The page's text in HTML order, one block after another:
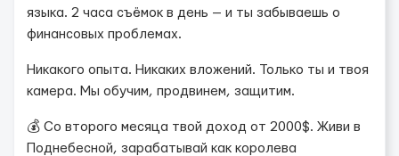
языка. 2 часа съёмок в день — и ты забываешь о
финансовых проблемах.
Никакого опыта. Никаких вложений. Только ты и твоя
камера. Мы обучим, продвинем, защитим.
💰 Со второго месяца твой доход от 2000$. Живи в
Поднебесной, зарабатывай как королева